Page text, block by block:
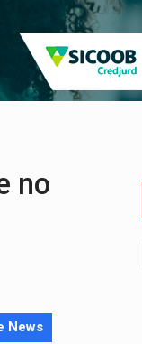
Porto Velho
de integrar equipe
no
News